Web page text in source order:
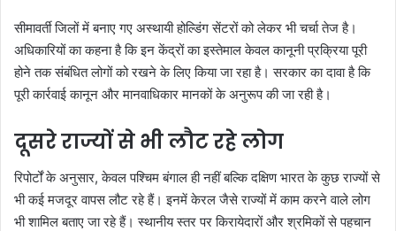
सीमावर्ती जिलों में बनाए गए अस्थायी होल्डिंग सेंटरों को लेकर भी चर्चा तेज है।
अधिकारियों का कहना है कि इन केंद्रों का इस्तेमाल केवल कानूनी प्रक्रिया पूरी
होने तक संबंधित लोगों को रखने के लिए किया जा रहा है। सरकार का दावा है कि
पूरी कार्रवाई कानून और मानवाधिकार मानकों के अनुरूप की जा रही है।
दूसरे राज्यों से भी लौट रहे लोग
रिपोर्टों के अनुसार, केवल पश्चिम बंगाल ही नहीं बल्कि दक्षिण भारत के कुछ राज्यों से
भी कई मजदूर वापस लौट रहे हैं। इनमें केरल जैसे राज्यों में काम करने वाले लोग
भी शामिल बताए जा रहे हैं। स्थानीय स्तर पर किरायेदारों और श्रमिकों से पहचान